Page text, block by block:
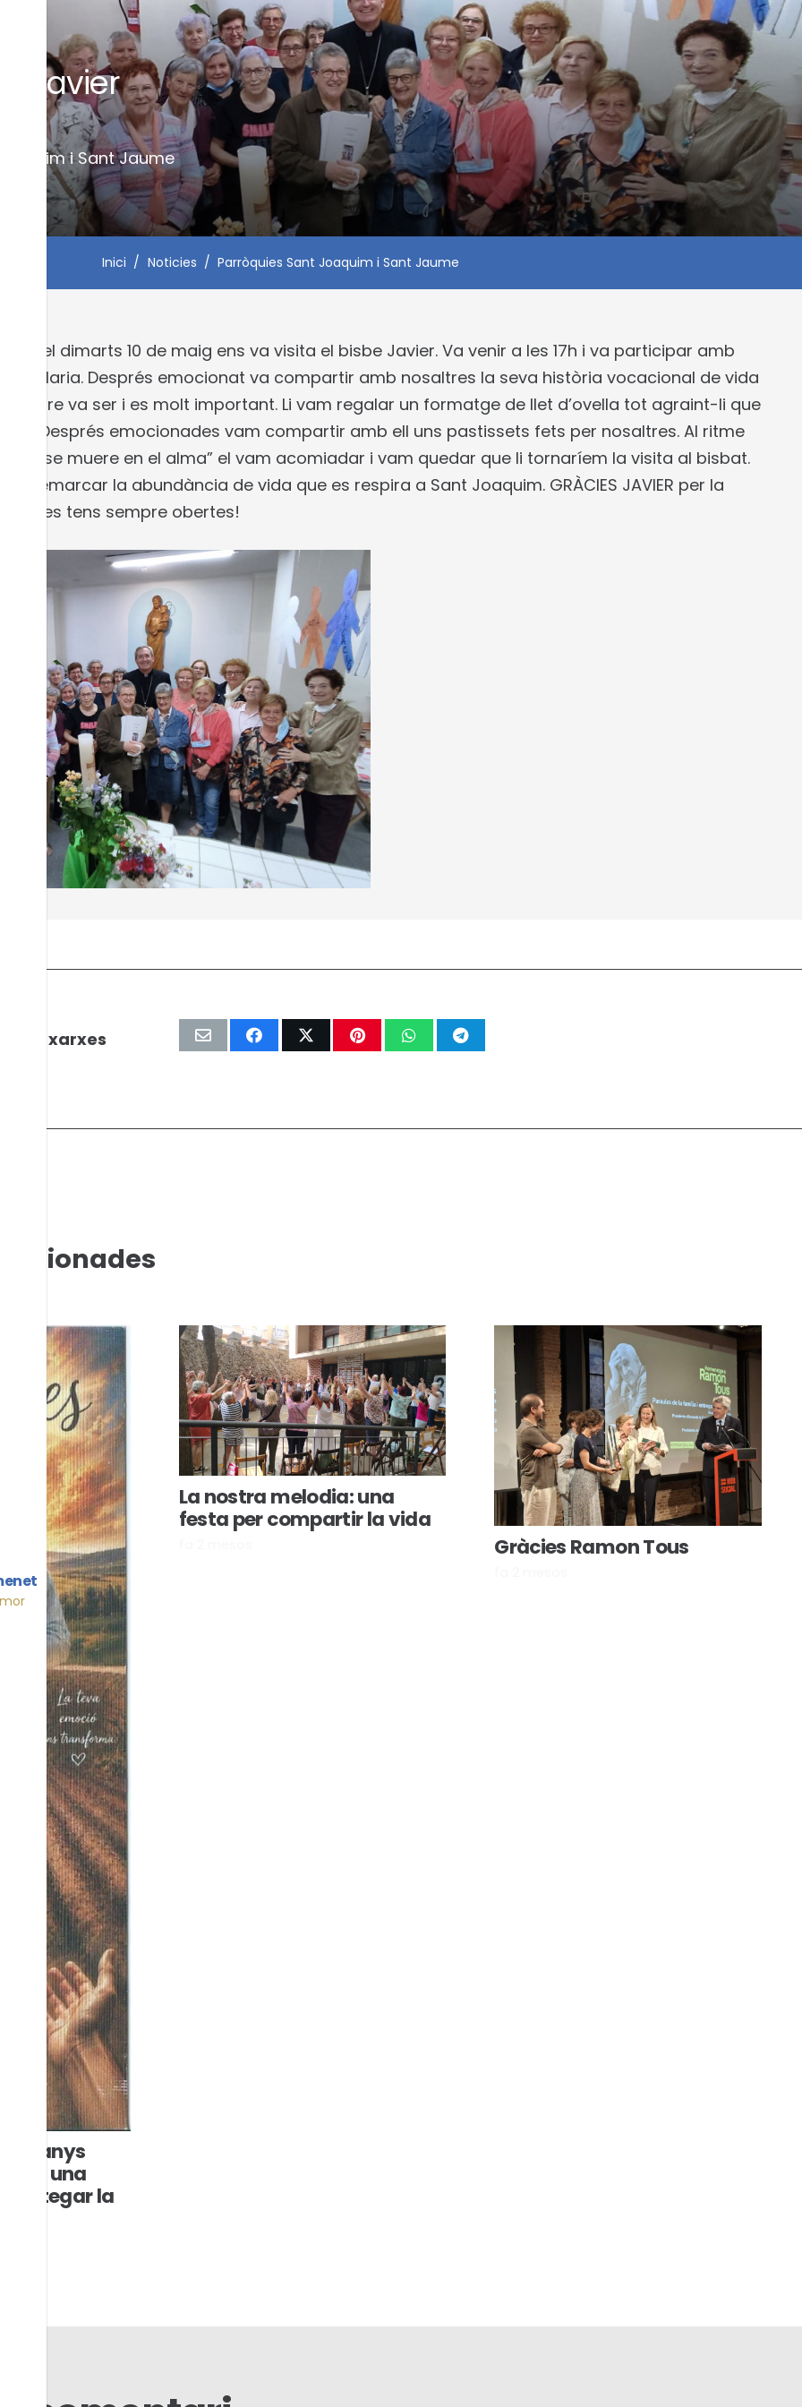
Javier
i Sant Jaume
Inici / Noticies / Parròquies Sant Joaquim i Sant Jaume
el dimarts 10 de maig ens va visita el bisbe Javier. Va venir a les 17h i va participar amb
de Maria. Després emocionat va compartir amb nosaltres la seva història vocacional de vida
mare va ser i es molt important. Li vam regalar un formatge de llet d’ovella tot agraint-li que
Després emocionades vam compartir amb ell uns pastissets fets per nosaltres. Al ritme
algo se muere en el alma” el vam acomiadar i vam quedar que li tornaríem la visita al bisbat.
va remarcar la abundància de vida que es respira a Sant Joaquim. GRÀCIES JAVIER per la
les tens sempre obertes!
les xarxes
25 anys
una
bategar la
La nostra melodia: una
festa per compartir la vida
Gràcies Ramon Tous